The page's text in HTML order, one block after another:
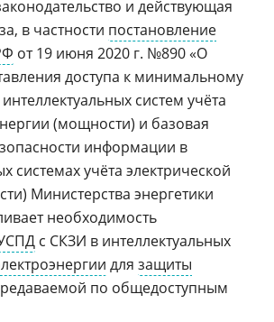
и действующая
в частности постановление
от 19 июня 2020 г. №890 «О
доступа к минимальному
систем учёта
(мощности) и базовая
информации в
системах учёта электрической
Министерства энергетики
необходимость
с СКЗИ в интеллектуальных
для защиты
по общедоступным